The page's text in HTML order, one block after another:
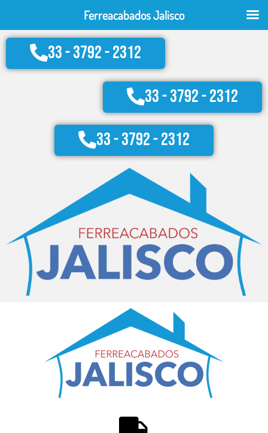
contenido
33 - 3792 - 2312
33 - 3792 - 2312
33 - 3792 - 2312
Ferreacabados Jalisco